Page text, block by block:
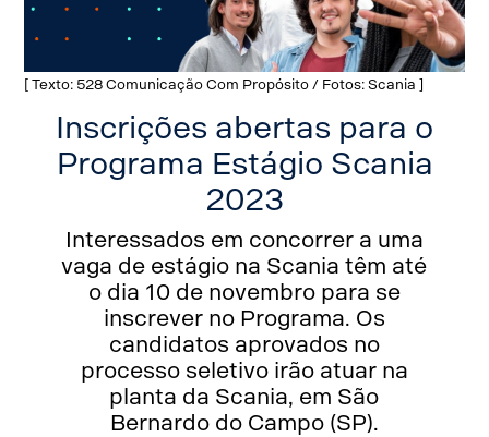
[ Texto: 528 Comunicação Com Propósito / Fotos: Scania ]
Inscrições abertas para o
Programa Estágio Scania
2023
Interessados em concorrer a uma
vaga de estágio na Scania têm até
o dia 10 de novembro para se
inscrever no Programa. Os
candidatos aprovados no
processo seletivo irão atuar na
planta da Scania, em São
Bernardo do Campo (SP).